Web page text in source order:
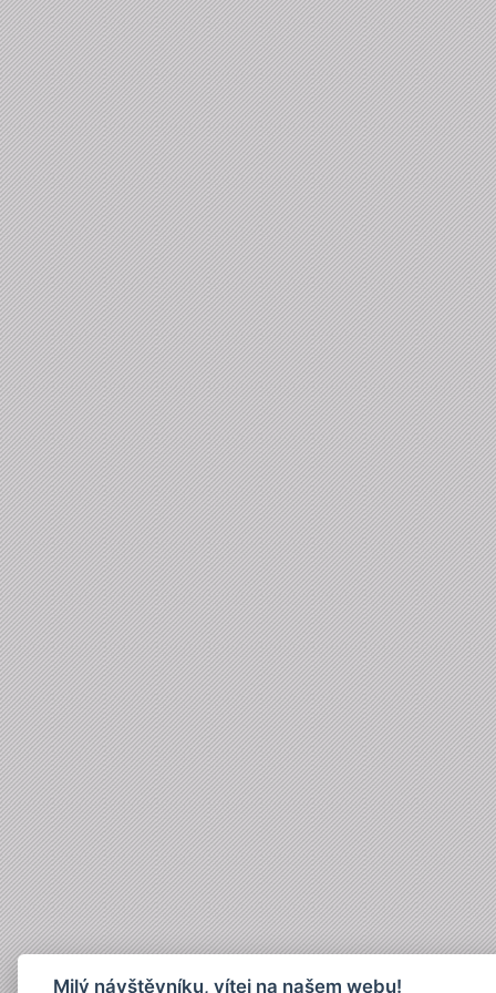
Milý návštěvníku, vítej na našem webu!